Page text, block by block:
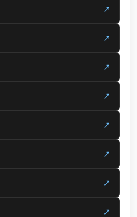
↗
↗
↗
↗
↗
↗
↗
↗